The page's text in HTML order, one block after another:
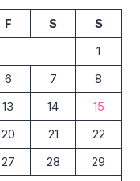
F S
S
1
6 7
8
13 14
15
20 21
22
27 28
29